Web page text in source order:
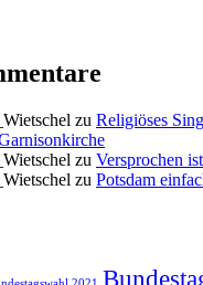
zu Religiöses
zu Versprochen
zu Potsdam